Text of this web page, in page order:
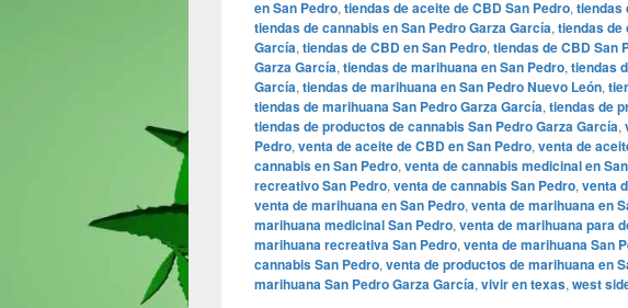
en San Pedro, tiendas de aceite de CBD San Pedro, tiendas
tiendas de cannabis en San Pedro Garza García, tiendas de
García, tiendas de CBD en San Pedro, tiendas de CBD San
Garza García, tiendas de marihuana en San Pedro, tiendas
García, tiendas de marihuana en San Pedro Nuevo León,
tiendas de marihuana San Pedro Garza García, tiendas de
tiendas de productos de cannabis San Pedro Garza García,
Pedro, venta de aceite de CBD en San Pedro, venta de
cannabis en San Pedro, venta de cannabis medicinal en
recreativo San Pedro, venta de cannabis San Pedro, venta
venta de marihuana en San Pedro, venta de marihuana en
marihuana medicinal San Pedro, venta de marihuana para
marihuana recreativa San Pedro, venta de marihuana San
cannabis San Pedro, venta de productos de marihuana en
marihuana San Pedro Garza García, vivir en texas, west